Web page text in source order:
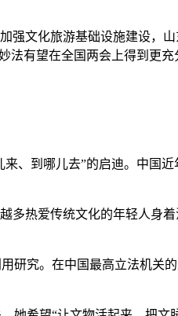
文化旅游基础设施建设，
法有望在全国两会上得到更充
到哪儿去”的启迪。中国
热爱传统文化的年轻人身
究。在中国最高立法机关